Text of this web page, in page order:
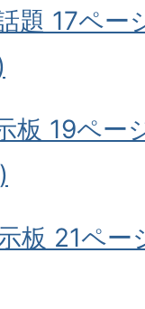
題 17ペー
板 19ペー
板 21ペー